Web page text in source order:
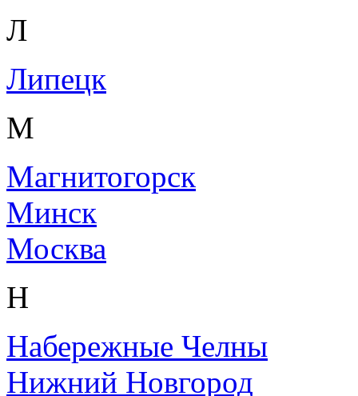
Л
Липецк
М
Магнитогорск
Минск
Москва
Н
Набережные Челны
Нижний Новгород